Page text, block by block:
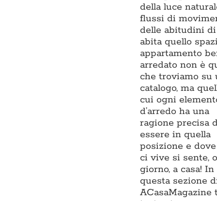
della luce
flussi di
delle abitudini
abita quello
appartamento
arredato non è
che troviamo su
catalogo, ma
cui ogni
d’arredo ha una
ragione precisa
essere in quella
posizione e
ci vive si sente,
giorno, a casa! In
questa sezione
ACasaMagazine